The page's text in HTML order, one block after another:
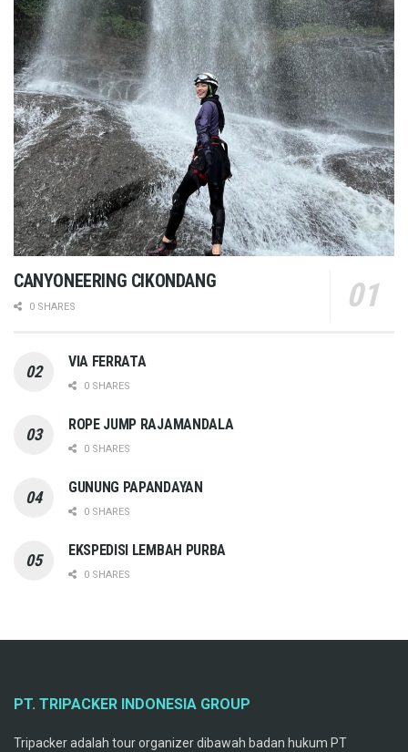
CANYONEERING CIKONDANG
0 SHARES
VIA FERRATA
0 SHARES
ROPE JUMP RAJAMANDALA
0 SHARES
GUNUNG PAPANDAYAN
0 SHARES
EKSPEDISI LEMBAH PURBA
0 SHARES
PT. TRIPACKER INDONESIA GROUP
Tripacker adalah tour organizer dibawah badan hukum PT